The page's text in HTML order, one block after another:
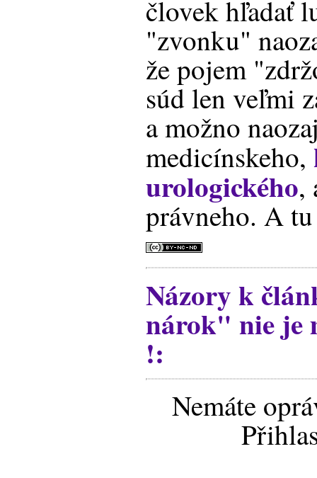
človek hľadať
"zvonku"
že pojem
súd len veľmi
a možno
medicínskeho,
urologického,
právneho. A
Názory k
nárok" nie je
!:
Nemáte